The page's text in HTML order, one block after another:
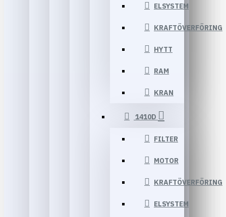
ELSYSTEM
KRAFTÖVERFÖRING
HYTT
RAM
KRAN
1410D
FILTER
MOTOR
KRAFTÖVERFÖRING
ELSYSTEM